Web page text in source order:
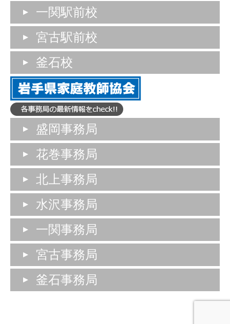
一関駅前校
宮古駅前校
釜石校
盛岡事務局
花巻事務局
北上事務局
水沢事務局
一関事務局
宮古事務局
釜石事務局